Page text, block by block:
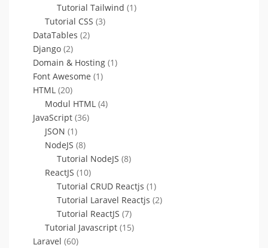
Tutorial Tailwind (1)
Tutorial CSS (3)
DataTables (2)
Django (2)
Domain & Hosting (1)
Font Awesome (1)
HTML (20)
Modul HTML (4)
JavaScript (36)
JSON (1)
NodeJS (8)
Tutorial NodeJS (8)
ReactJS (10)
Tutorial CRUD Reactjs (1)
Tutorial Laravel Reactjs (2)
Tutorial ReactJS (7)
Tutorial Javascript (15)
Laravel (60)